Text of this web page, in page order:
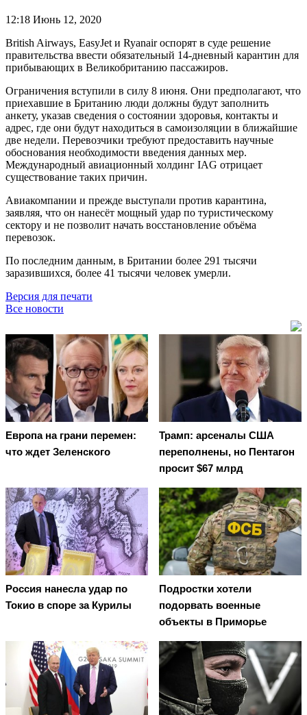
12:18 Июнь 12, 2020
British Airways, EasyJet и Ryanair оспорят в суде решение
правительства ввести обязательный 14-дневный карантин для
прибывающих в Великобританию пассажиров.
Ограничения вступили в силу 8 июня. Они предполагают, что
приехавшие в Британию люди должны будут заполнить
анкету, указав сведения о состоянии здоровья, контакты и
адрес, где они будут находиться в самоизоляции в ближайшие
две недели. Перевозчики требуют предоставить научные
обоснования необходимости введения данных мер.
Международный авиационный холдинг IAG отрицает
существование таких причин.
Авиакомпании и прежде выступали против карантина,
заявляя, что он нанесёт мощный удар по туристическому
сектору и не позволит начать восстановление объёма
перевозок.
По последним данным, в Британии более 291 тысячи
заразившихся, более 41 тысячи человек умерли.
Версия для печати
Все новости
Европа на грани перемен:
что ждет Зеленского
Трамп: арсеналы США
переполнены, но Пентагон
просит $67 млрд
Россия нанесла удар по
Токио в споре за Курилы
Подростки хотели
подорвать военные
объекты в Приморье